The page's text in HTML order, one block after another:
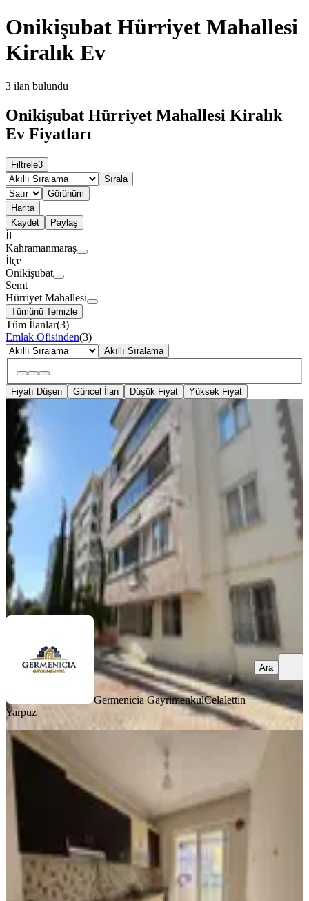
Onikişubat Hürriyet Mahallesi
Kiralık Ev
3 ilan bulundu
Onikişubat Hürriyet Mahallesi Kiralık
Ev Fiyatları
Filtrele3
Sırala
Görünüm
Harita
Kaydet
Paylaş
İl
Kahramanmaraş
İlçe
Onikişubat
Semt
Hürriyet Mahallesi
Tümünü Temizle
Tüm İlanlar(3)
Emlak Ofisinden(3)
Akıllı Sıralama
Fiyatı Düşen Güncel İlan Düşük Fiyat Yüksek Fiyat
YENİ
Germenıcıa'dan Hürriyet Mh.de
Kiralık 3+1 Daire
Onikişubat, Hürriyet Mahallesi
3+1·125 m² ·Düz Giriş (Zemin)· 06.08.2026
19.500 ₺
Germenicia GayrimenkulCelalettin Yarpuz
Ara
Germenicia GayrimenkulCelalettin
Yarpuz
Ara
MANZARALI
Yeni Rota Emlaktan Hürriyet
Mahallesi'nde Kiralık 3+1 Daire
Onikişubat, Hürriyet Mahallesi
130 m² ·2. Kat